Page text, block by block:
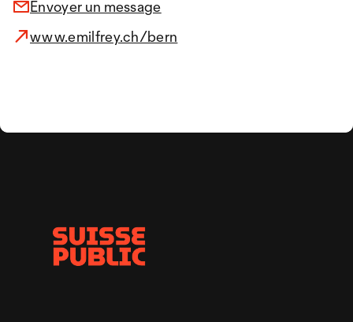
Envoyer un message
www.emilfrey.ch/bern